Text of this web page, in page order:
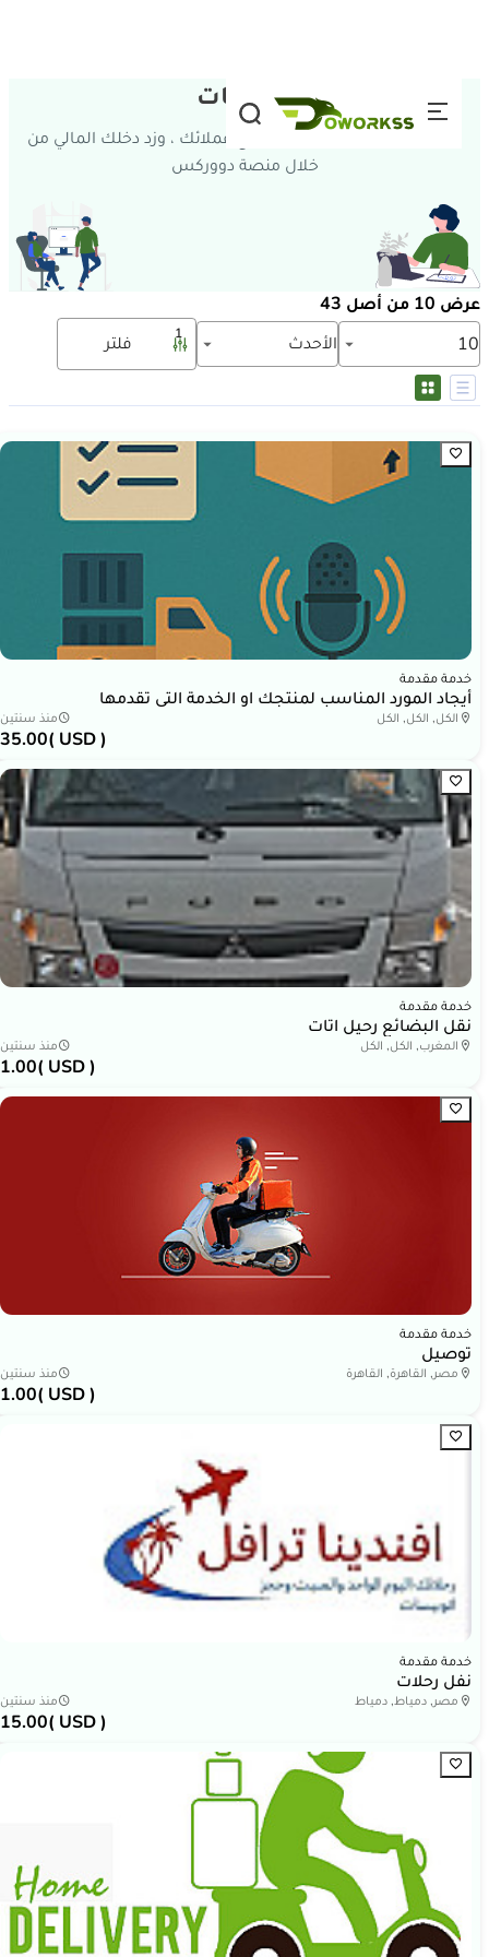
الخدمات
وفر وقتك وجهدك ، وتواصل مع عملائك ، وزد دخلك المالي من
خلال منصة دووركس
عرض 10 من أصل 43
10
الأحدث فلتر
خدمة مقدمة
أيجاد المورد المناسب لمنتجك او الخدمة التى تقدمها
الكل, الكل, الكل منذ سنتين
35.00 ( USD )
خدمة مقدمة
نقل البضائع رحيل اتات
المغرب, الكل, الكل منذ سنتين
1.00 ( USD )
خدمة مقدمة
توصيل
مصر, القاهرة, القاهرة منذ سنتين
1.00 ( USD )
خدمة مقدمة
نفل رحلات
مصر, دمياط, دمياط منذ سنتين
15.00 ( USD )